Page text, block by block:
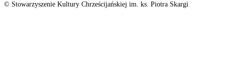
© Stowarzyszenie Kultury Chrześcijańskiej im. ks. Piotra Skargi